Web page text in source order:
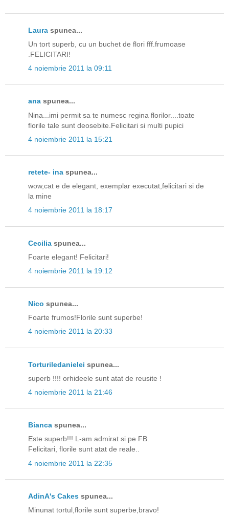
Laura spunea...
Un tort superb, cu un buchet de flori fff.frumoase
.FELICITARI!
4 noiembrie 2011 la 09:11
ana spunea...
Nina...imi permit sa te numesc regina florilor....toate
florile tale sunt deosebite.Felicitari si multi pupici
4 noiembrie 2011 la 15:21
retete- ina spunea...
wow,cat e de elegant, exemplar executat,felicitari si de
la mine
4 noiembrie 2011 la 18:17
Cecilia spunea...
Foarte elegant! Felicitari!
4 noiembrie 2011 la 19:12
Nico spunea...
Foarte frumos!Florile sunt superbe!
4 noiembrie 2011 la 20:33
Torturiledanielei spunea...
superb !!!! orhideele sunt atat de reusite !
4 noiembrie 2011 la 21:46
Bianca spunea...
Este superb!!! L-am admirat si pe FB.
Felicitari, florile sunt atat de reale..
4 noiembrie 2011 la 22:35
AdinA's Cakes spunea...
Minunat tortul,florile sunt superbe,bravo!